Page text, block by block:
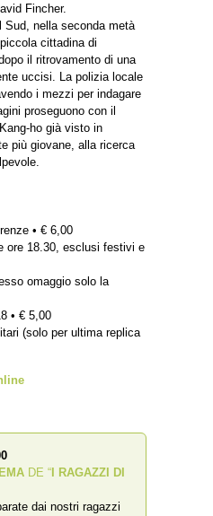
Fincher.
Sud, nella seconda metà
cittadina di
il ritrovamento di una
uccisi. La polizia locale
i mezzi per indagare
proseguono con il
ho già visto in
più giovane, alla ricerca
• € 6,00
ore 18.30, esclusi festivi e
omaggio solo la
• € 5,00
(solo per ultima replica
DE “ I RAGAZZI DI
dai nostri ragazzi